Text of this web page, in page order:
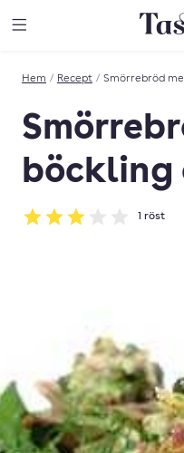
Till
Hem / Recept / Smörrebröd
böckling
Betyg: 3 av 5
1 röst